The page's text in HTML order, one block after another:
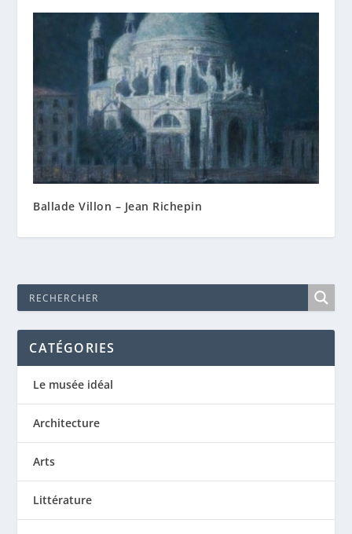
Ballade Villon – Jean Richepin
CATÉGORIES
Le musée idéal
Architecture
Arts
Littérature